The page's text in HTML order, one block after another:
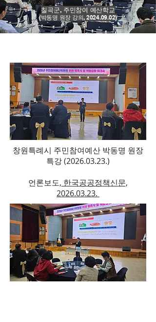
칠곡군, 주민참여 예산학교
​(박동명 원장 강의, 2024.09.02)
창원특례시 주민참여예산 박동명 원장
특강(2026.03.23.)
​언론보도, 한국공공정책신문,
2026.03.23.